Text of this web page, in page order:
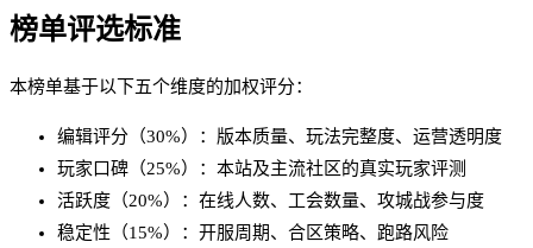
榜单评选标准
本榜单基于以下五个维度的加权评分：
编辑评分（30%）：版本质量、玩法完整度、运营透明度
玩家口碑（25%）：本站及主流社区的真实玩家评测
活跃度（20%）：在线人数、工会数量、攻城战参与度
稳定性（15%）：开服周期、合区策略、跑路风险